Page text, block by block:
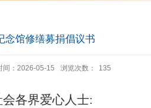
念馆修缮募捐倡议书
间：2026-05-15 浏览次数： 135
各界爱心人士: